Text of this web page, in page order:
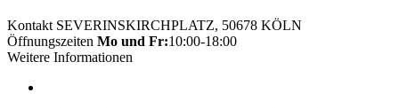
Kontakt SEVERINSKIRCHPLATZ, 50678 KÖLN
Öffnungszeiten Mo und Fr:10:00-18:00
Weitere Informationen